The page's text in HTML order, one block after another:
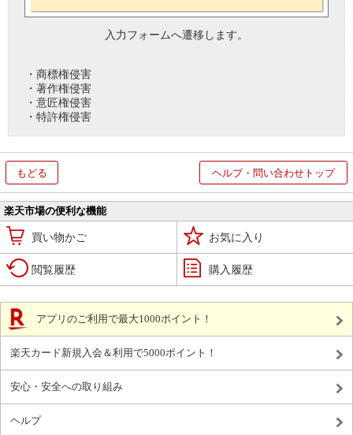
入力フォームへ遷移します。
・商標権侵害
・著作権侵害
・意匠権侵害
・特許権侵害
もどる ヘルプ・問い合わせトップ
楽天市場の便利な機能
買い物かご お気に入り
閲覧履歴 購入履歴
アプリのご利用で最大1000ポイント！
楽天カード新規入会＆利用で5000ポイント！
安心・安全への取り組み
ヘルプ